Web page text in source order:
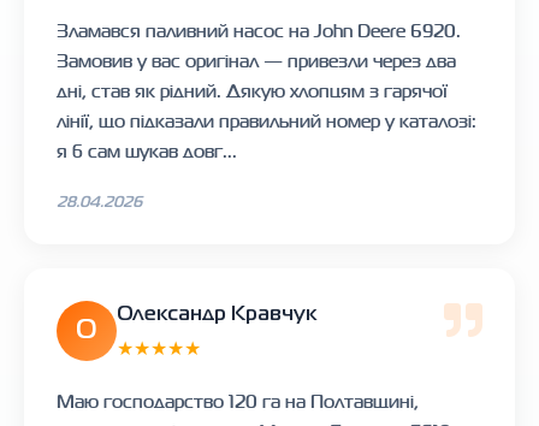
Зламався паливний насос на John Deere 6920.
Замовив у вас оригінал — привезли через два
дні, став як рідний. Дякую хлопцям з гарячої
лінії, що підказали правильний номер у каталозі:
я б сам шукав довг...
28.04.2026
О
Олександр Кравчук
★★★★★
Маю господарство 120 га на Полтавщині,